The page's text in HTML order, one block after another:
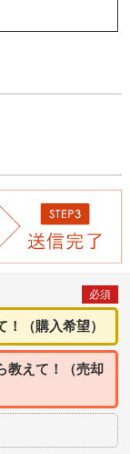
必須
（購入希望）
教えて！（売却